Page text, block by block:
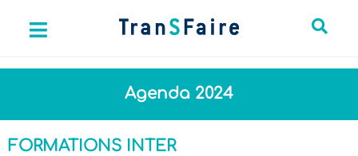
Agenda 2024
FORMATIONS INTER